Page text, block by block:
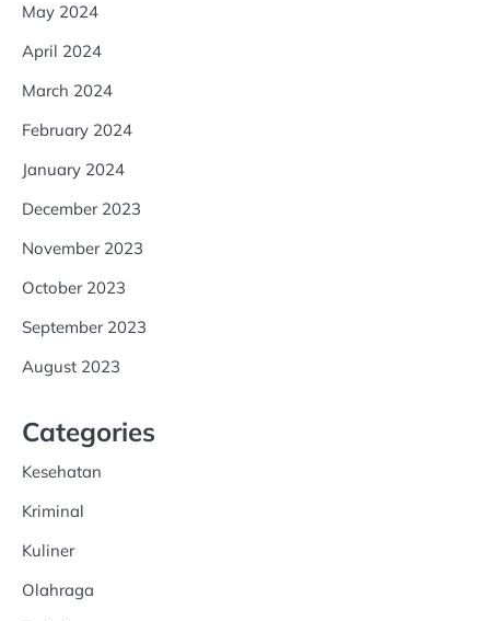
May 2024
April 2024
March 2024
February 2024
January 2024
December 2023
November 2023
October 2023
September 2023
August 2023
Categories
Kesehatan
Kriminal
Kuliner
Olahraga